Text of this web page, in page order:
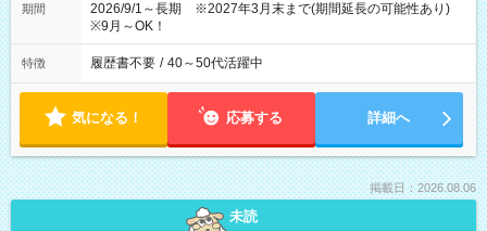
期間
2026/9/1～長期 ※2027年3月末まで(期間延長の可能性あり)
※9月～OK！
特徴 履歴書不要 / 40～50代活躍中
気になる！ 応募する 詳細へ
掲載日：2026.08.06
未読